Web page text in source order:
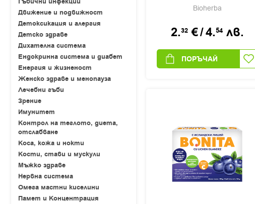
Движение и подвижност
Детоксикация и алергия
Детско здраве
Дихателна система
Ендокринна система и диабет
Енергия и жизненост
Женско здраве и менопауза
Лечебни гъби
Зрение
Имунитет
Контрол на теглото, диета,
отслабване
Коса, кожа и нокти
Кости, стави и мускули
Мъжко здраве
Нервна система
Омега мастни киселини
Памет и Концентрация
Bioherba
2.32 €/4.54 лв.
ПОРЪЧАЙ